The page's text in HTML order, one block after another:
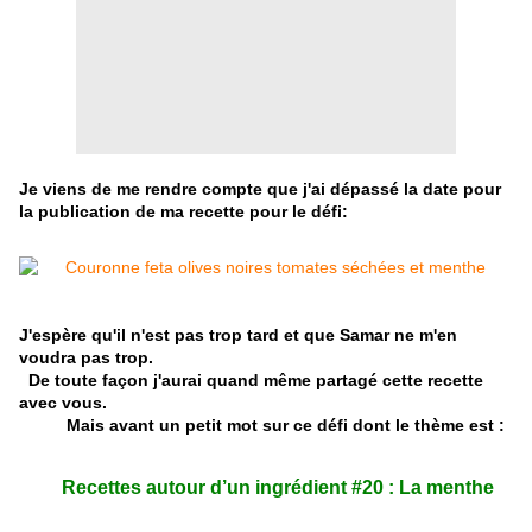
Je viens de me rendre compte que j'ai dépassé la date pour
la publication de ma recette pour le défi:
J'espère qu'il n'est pas trop tard et que Samar ne m'en
voudra pas trop.
De toute façon j'aurai quand même partagé cette recette
avec vous.
Mais avant un petit mot sur ce défi dont le thème est :
Recettes autour d’un ingrédient #20 : La menthe